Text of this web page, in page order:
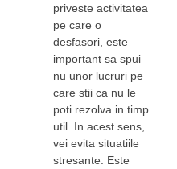
priveste activitatea
pe care o
desfasori, este
important sa spui
nu unor lucruri pe
care stii ca nu le
poti rezolva in timp
util. In acest sens,
vei evita situatiile
stresante. Este